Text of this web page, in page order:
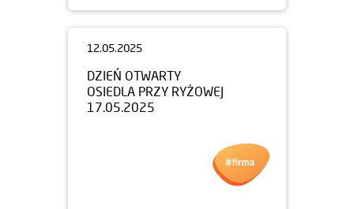
12.05.2025
DZIEŃ OTWARTY
OSIEDLA PRZY RYŻOWEJ
17.05.2025